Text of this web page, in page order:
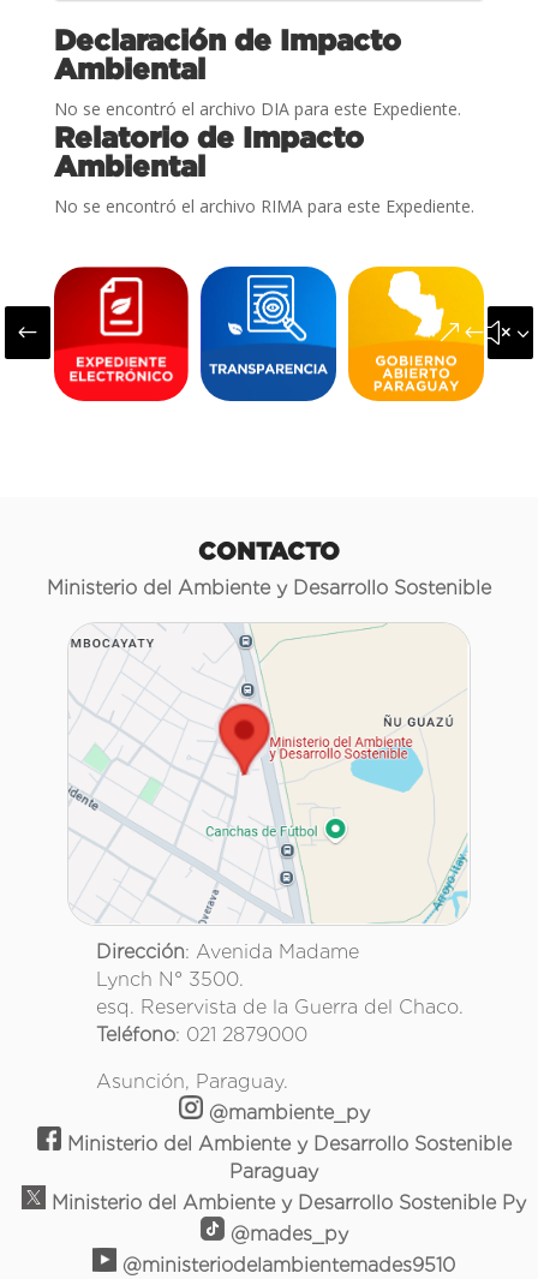
Declaración de Impacto
Ambiental
No se encontró el archivo DIA para este Expediente.
Relatorio de Impacto
Ambiental
No se encontró el archivo RIMA para este Expediente.
#
CONTACTO
Ministerio del Ambiente y Desarrollo Sostenible
Dirección: Avenida Madame
Lynch N° 3500.
esq. Reservista de la Guerra del Chaco.
Teléfono: 021 2879000
Asunción, Paraguay.
@mambiente_py
Ministerio del Ambiente y Desarrollo Sostenible
Paraguay
Ministerio del Ambiente y Desarrollo Sostenible Py
@mades_py
@ministeriodelambientemades9510